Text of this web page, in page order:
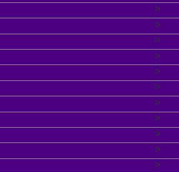
>
>
>
>
>
>
>
>
>
>
>